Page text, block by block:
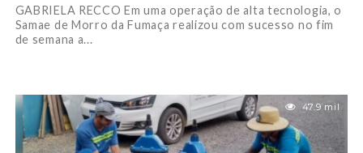
GABRIELA RECCO Em uma operação de alta tecnologia, o
Samae de Morro da Fumaça realizou com sucesso no fim
de semana a...
47.9 mil